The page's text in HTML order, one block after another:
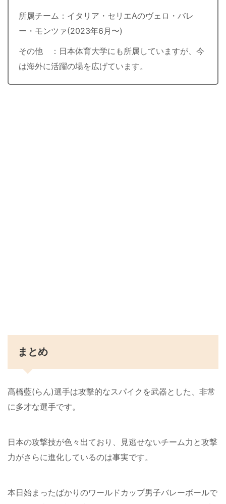
所属チーム：イタリア・セリエAのヴェロ・バレ
ー・モンツァ(2023年6月〜)
その他 ：日本体育大学にも所属していますが、今
は海外に活躍の場を広げています。
まとめ
髙橋藍(らん)選手は攻撃的なスパイクを武器とした、非常
に多才な選手です。
日本の攻撃技が色々出ており、見逃せないチーム力と攻撃
力がさらに進化しているのは事実です。
本日始まったばかりのワールドカップ男子バレーボールで